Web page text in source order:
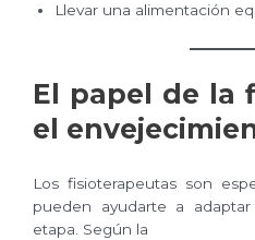
Llevar una alimentación
El papel de la
el
Los fisioterapeutas son
pueden ayudarte a
etapa. Según la